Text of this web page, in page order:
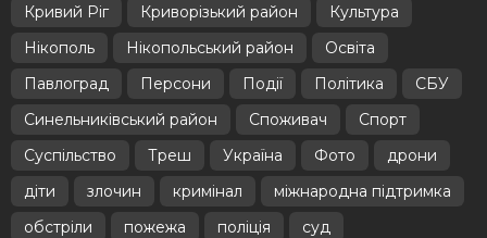
Кривий Ріг
Криворізький район
Культура
Нікополь
Нікопольський район
Освіта
Павлоград
Персони Події Політика
СБУ
Синельниківський район
Споживач
Спорт
Суспільство
Треш Україна Фото
дрони
діти
злочин кримінал
міжнародна підтримка
обстріли
пожежа поліція
суд